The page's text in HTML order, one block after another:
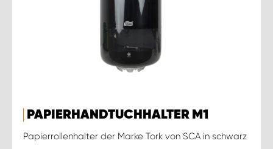
PAPIERHANDTUCHHALTER M1
Papierrollenhalter der Marke Tork von SCA in schwarz